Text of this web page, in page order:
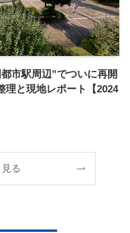
市駅周辺”でついに再開
理と現地レポート【2024
る